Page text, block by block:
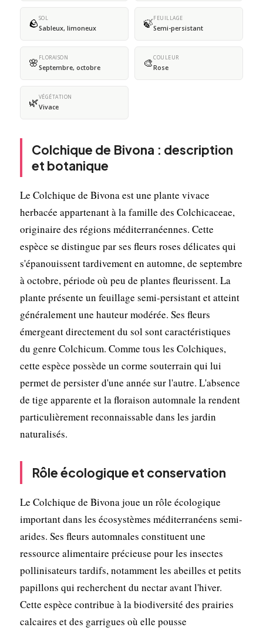
🪨SOL
Sableux, limoneux 🍃FEUILLAGE
Semi-persistant
🌸 FLORAISON
Septembre, octobre 🎨COULEUR
Rose
🌿VÉGÉTATION
Vivace
Colchique de Bivona : description
et botanique
Le Colchique de Bivona est une plante vivace
herbacée appartenant à la famille des Colchicaceae,
originaire des régions méditerranéennes. Cette
espèce se distingue par ses fleurs roses délicates qui
s'épanouissent tardivement en automne, de septembre
à octobre, période où peu de plantes fleurissent. La
plante présente un feuillage semi-persistant et atteint
généralement une hauteur modérée. Ses fleurs
émergeant directement du sol sont caractéristiques
du genre Colchicum. Comme tous les Colchiques,
cette espèce possède un corme souterrain qui lui
permet de persister d'une année sur l'autre. L'absence
de tige apparente et la floraison automnale la rendent
particulièrement reconnaissable dans les jardin
naturalisés.
Rôle écologique et conservation
Le Colchique de Bivona joue un rôle écologique
important dans les écosystèmes méditerranéens semi-
arides. Ses fleurs automnales constituent une
ressource alimentaire précieuse pour les insectes
pollinisateurs tardifs, notamment les abeilles et petits
papillons qui recherchent du nectar avant l'hiver.
Cette espèce contribue à la biodiversité des prairies
calcaires et des garrigues où elle pousse